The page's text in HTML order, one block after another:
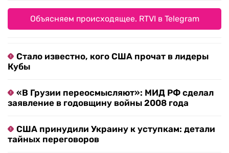
Объясняем происходящее. RTVI в Telegram
Стало известно, кого США прочат в лидеры
Кубы
«В Грузии переосмысляют»: МИД РФ сделал
заявление в годовщину войны 2008 года
США принудили Украину к уступкам: детали
тайных переговоров